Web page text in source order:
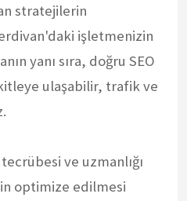
stratejilerin
işletmenizin
yanı sıra, doğru SEO
ulaşabilir, trafik ve
tecrübesi ve uzmanlığı
optimize edilmesi